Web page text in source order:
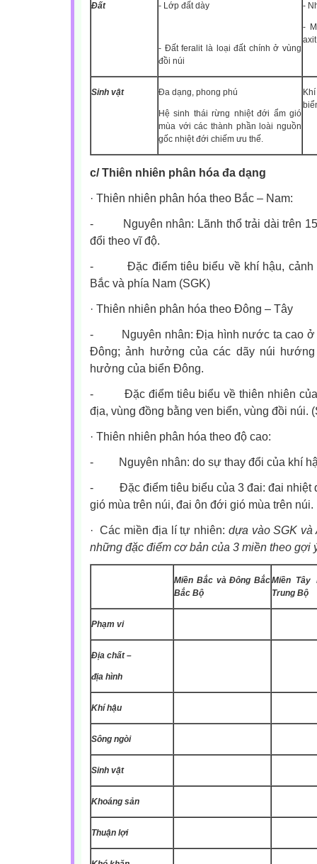
Đất - Lớp đất dày
- Đất feralit là loại đất chính ở vùng
đồi núi
-
-
Sinh vật Đa dạng, phong phú
Hệ sinh thái rừng nhiệt đới ẩm gió
mùa với các thành phần loài nguồn
gốc nhiệt đới chiếm ưu thế.
c/ Thiên nhiên phân hóa đa dạng
· Thiên nhiên phân hóa theo Bắc – Nam:
-
Nguyên nhân: Lãnh thổ trải dài trên
đổi theo vĩ độ.
-
Đặc điểm tiêu biểu về khí hậu,
Bắc và phía Nam (SGK)
· Thiên nhiên phân hóa theo Đông – Tây
-
Nguyên nhân: Địa hình nước ta cao
Đông; ảnh hưởng của các dãy núi
hưởng của biển Đông.
-
Đặc điểm tiêu biểu về thiên nhiên
địa, vùng đồng bằng ven biển, vùng đồi núi.
· Thiên nhiên phân hóa theo độ cao:
-
Nguyên nhân: do sự thay đổi của khí
-
Đặc điểm tiêu biểu của 3 đai: đai
gió mùa trên núi, đai ôn đới gió mùa trên núi.
· Các miền địa lí tự nhiên: dựa vào SGK
những đặc điểm cơ bản của 3 miền theo gợi
Miền Bắc và Đông Bắc
Bắc Bộ
Miền Tây
Trung Bộ
Phạm vi
Địa chất –
địa hình
Khí hậu
Sông ngòi
Sinh vật
Khoáng sản
Thuận lợi